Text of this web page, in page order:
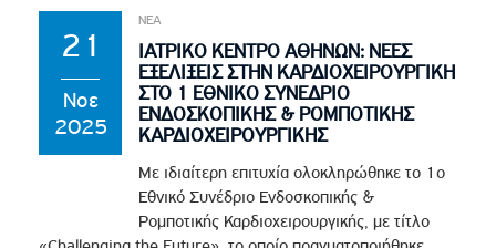
21
Νοε
2025
ΝΕΑ
ΙΑΤΡΙΚΟ ΚΕΝΤΡΟ ΑΘΗΝΩΝ: ΝΕΕΣ
ΕΞΕΛΙΞΕΙΣ ΣΤΗΝ ΚΑΡΔΙΟΧΕΙΡΟΥΡΓΙΚΗ
ΣΤΟ 1 ΕΘΝΙΚΟ ΣΥΝΕΔΡΙΟ
ΕΝΔΟΣΚΟΠΙΚΗΣ & ΡΟΜΠΟΤΙΚΗΣ
ΚΑΡΔΙΟΧΕΙΡΟΥΡΓΙΚΗΣ
Με ιδιαίτερη επιτυχία ολοκληρώθηκε το 1ο
Εθνικό Συνέδριο Ενδοσκοπικής &
Ρομποτικής Καρδιοχειρουργικής, με τίτλο